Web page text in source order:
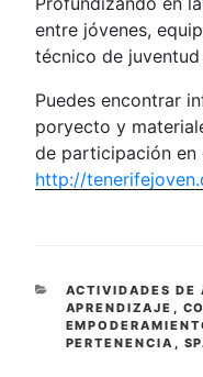
entre jóvenes,
técnico de
Puedes encontrar
poryecto y
de participación en
http://
CATEGORÍAS
ACTIVIDADES DE
APRENDIZAJE ,
PERTENENCIA ,